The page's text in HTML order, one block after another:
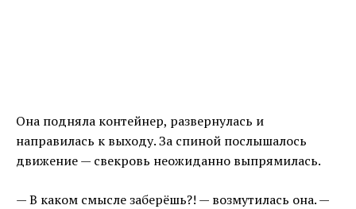
Она подняла контейнер, развернулась и
направилась к выходу. За спиной послышалось
движение — свекровь неожиданно выпрямилась.
— В каком смысле заберёшь?! — возмутилась она. —